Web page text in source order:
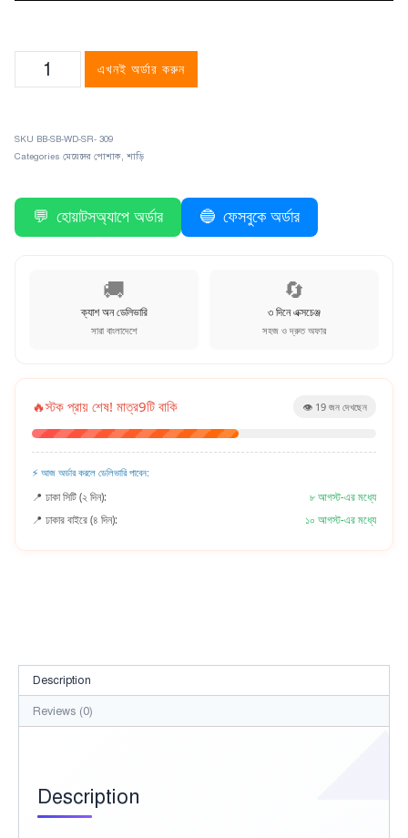
এখনই অর্ডার করুন
SKU BB-SB-WD-SR- 309
Categories মেয়েদের পোশাক, শাড়ি
💬 হোয়াটসঅ্যাপে অর্ডার 🔵 ফেসবুকে অর্ডার
🚚
ক্যাশ অন ডেলিভারি
সারা বাংলাদেশে
🔄
৩ দিনে এক্সচেঞ্জ
সহজ ও দ্রুত অফার
🔥স্টক প্রায় শেষ! মাত্র9টি বাকি 👁️ 19 জন দেখছেন
⚡ আজ অর্ডার করলে ডেলিভারি পাবেন:
📍 ঢাকা সিটি (২ দিন):
৮ আগস্ট-এর মধ্যে
📍 ঢাকার বাইরে (৪ দিন):
১০ আগস্ট-এর মধ্যে
Description
Reviews (0)
Description